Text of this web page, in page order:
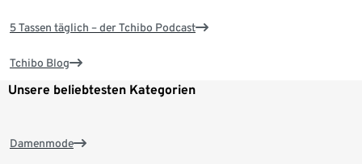
5 Tassen täglich – der Tchibo Podcast
Tchibo Blog
Unsere beliebtesten Kategorien
Damenmode